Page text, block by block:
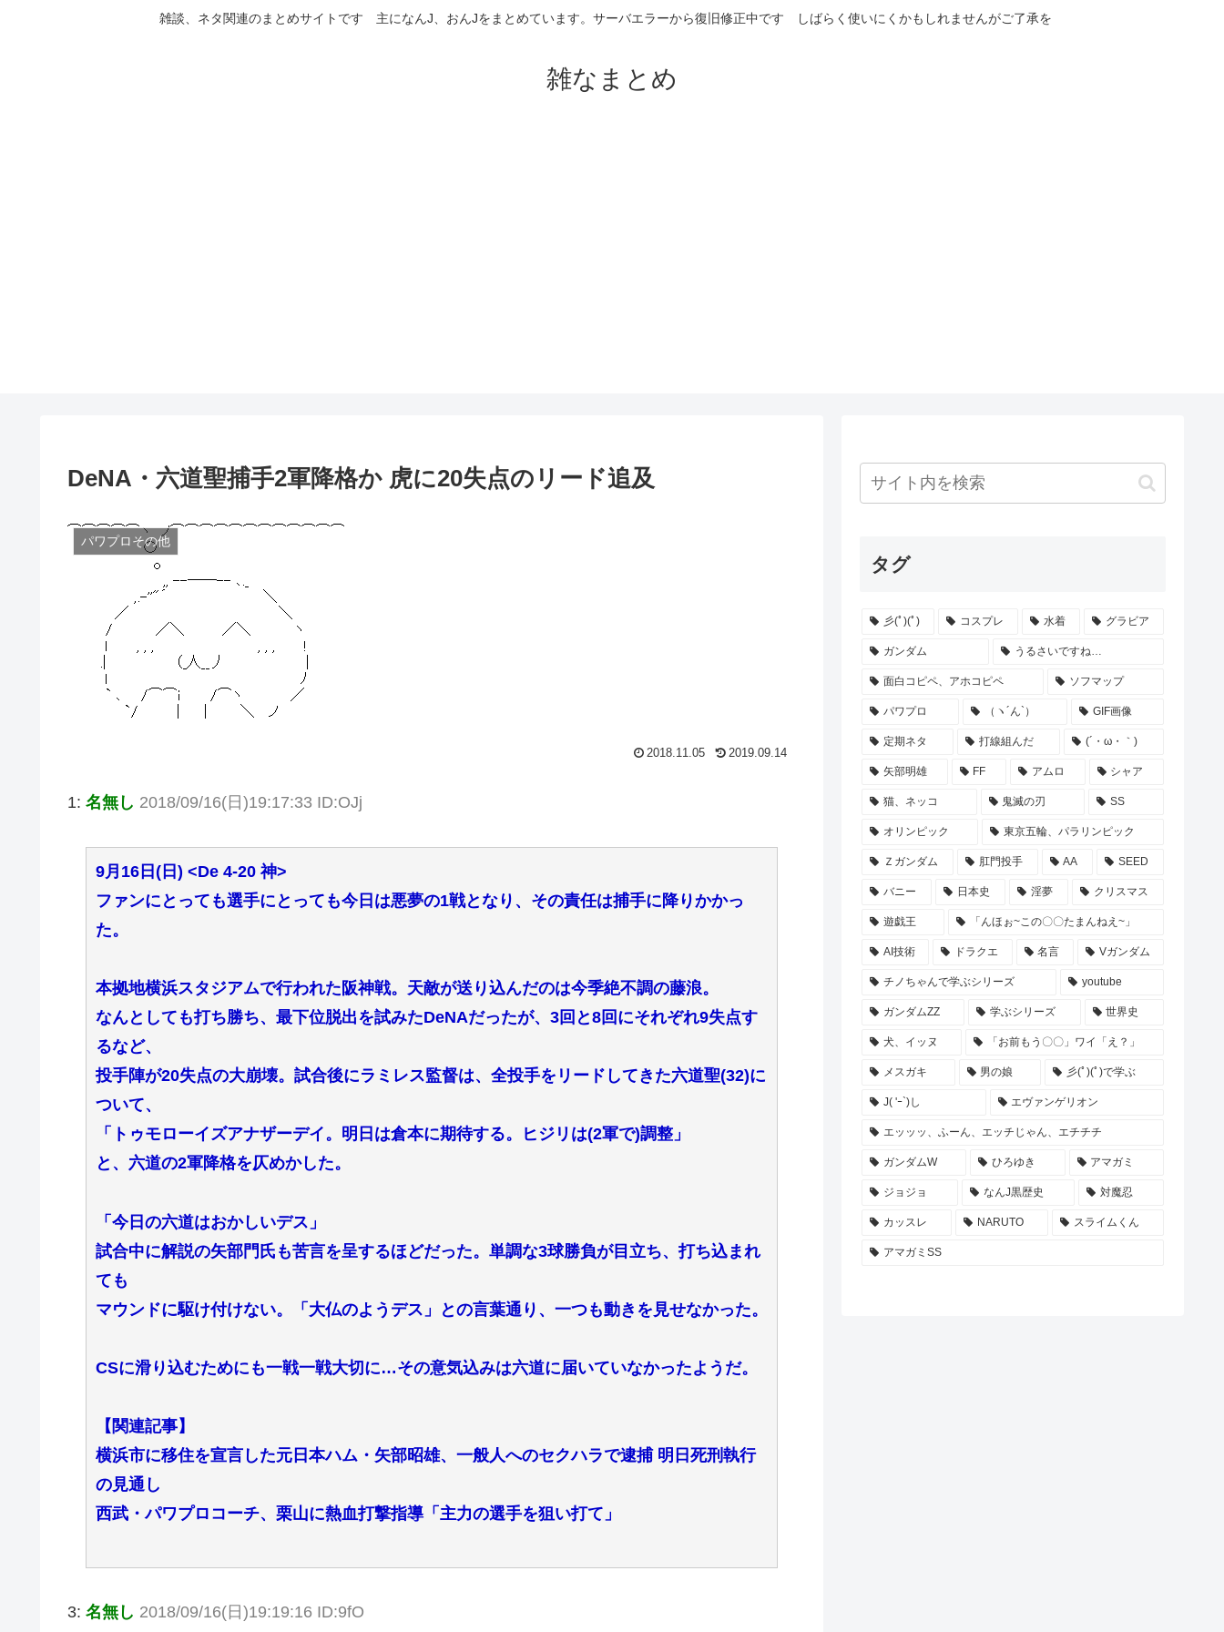
雑談、ネタ関連のまとめサイトです 主になんJ、おんJをまとめています。サーバエラーから復旧修正中です しばらく使いにくかもしれませんがご了承を
雑なまとめ
DeNA・六道聖捕手2軍降格か 虎に20失点のリード追及
パワプロその他
2018.11.05 2019.09.14
1: 名無し 2018/09/16(日)19:17:33 ID:OJj
9月16日(日) <De 4-20 神>
ファンにとっても選手にとっても今日は悪夢の1戦となり、その責任は捕手に降りかかっ
た。
本拠地横浜スタジアムで行われた阪神戦。天敵が送り込んだのは今季絶不調の藤浪。
なんとしても打ち勝ち、最下位脱出を試みたDeNAだったが、3回と8回にそれぞれ9失点す
るなど、
投手陣が20失点の大崩壊。試合後にラミレス監督は、全投手をリードしてきた六道聖(32)に
ついて、
「トゥモローイズアナザーデイ。明日は倉本に期待する。ヒジリは(2軍で)調整」
と、六道の2軍降格を仄めかした。
「今日の六道はおかしいデス」
試合中に解説の矢部門氏も苦言を呈するほどだった。単調な3球勝負が目立ち、打ち込まれ
ても
マウンドに駆け付けない。「大仏のようデス」との言葉通り、一つも動きを見せなかった。
CSに滑り込むためにも一戦一戦大切に…その意気込みは六道に届いていなかったようだ。
【関連記事】
横浜市に移住を宣言した元日本ハム・矢部昭雄、一般人へのセクハラで逮捕 明日死刑執行
の見通し
西武・パワプロコーチ、栗山に熱血打撃指導「主力の選手を狙い打て」
3: 名無し 2018/09/16(日)19:19:16 ID:9fO
タグ
彡(ﾟ)(ﾟ) コスプレ 水着 グラビア
ガンダム うるさいですね…
面白コピペ、アホコピペ ソフマップ
パワプロ （ヽ´ん`） GIF画像
定期ネタ 打線組んだ (´・ω・｀)
矢部明雄 FF アムロ シャア
猫、ネッコ 鬼滅の刃 SS
オリンピック 東京五輪、パラリンピック
Ｚガンダム 肛門投手 AA SEED
バニー 日本史 淫夢 クリスマス
遊戯王 「んほぉ~この〇〇たまんねえ~」
AI技術 ドラクエ 名言 Vガンダム
チノちゃんで学ぶシリーズ youtube
ガンダムZZ 学ぶシリーズ 世界史
犬、イッヌ 「お前もう〇〇」ワイ「え？」
メスガキ 男の娘 彡(ﾟ)(ﾟ)で学ぶ
J( 'ｰ`)し エヴァンゲリオン
エッッッ、ふーん、エッチじゃん、エチチチ
ガンダムW ひろゆき アマガミ
ジョジョ なんJ黒歴史 対魔忍
カッスレ NARUTO スライムくん
アマガミSS